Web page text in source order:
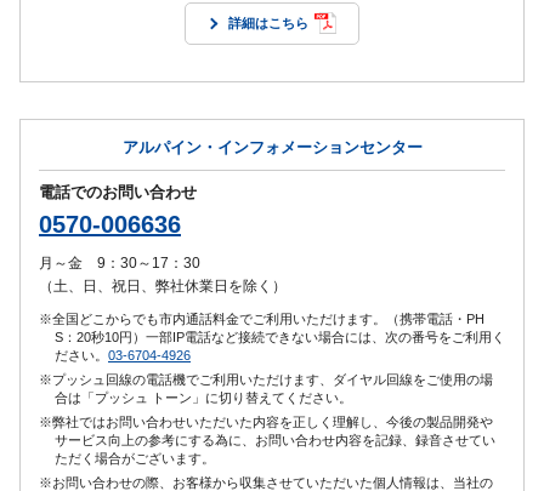
詳細はこちら
アルパイン・インフォメーションセンター
電話でのお問い合わせ
0570-006636
月～金 9：30～17：30
（土、日、祝日、弊社休業日を除く）
※全国どこからでも市内通話料金でご利用いただけます。（携帯電話・PH
S：20秒10円）一部IP電話など接続できない場合には、次の番号をご利用く
ださい。 03-6704-4926
※プッシュ回線の電話機でご利用いただけます、ダイヤル回線をご使用の場
合は「プッシュ トーン」に切り替えてください。
※弊社ではお問い合わせいただいた内容を正しく理解し、今後の製品開発や
サービス向上の参考にする為に、お問い合わせ内容を記録、録音させてい
ただく場合がございます。
※お問い合わせの際、お客様から収集させていただいた個人情報は、当社の